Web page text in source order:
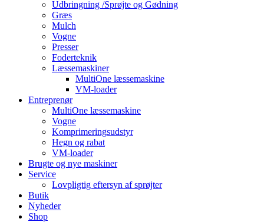
Udbringning /Sprøjte og Gødning
Græs
Mulch
Vogne
Presser
Foderteknik
Læssemaskiner
MultiOne læssemaskine
VM-loader
Entreprenør
MultiOne læssemaskine
Vogne
Komprimeringsudstyr
Hegn og rabat
VM-loader
Brugte og nye maskiner
Service
Lovpligtig eftersyn af sprøjter
Butik
Nyheder
Shop